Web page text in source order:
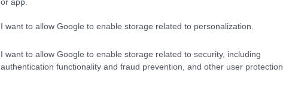
I want to allow Google to enable storage related to personalization.
I want to allow Google to enable storage related to security, including
authentication functionality and fraud prevention, and other user protection.
Mik alakítják a gondolkodásod? Avagy a